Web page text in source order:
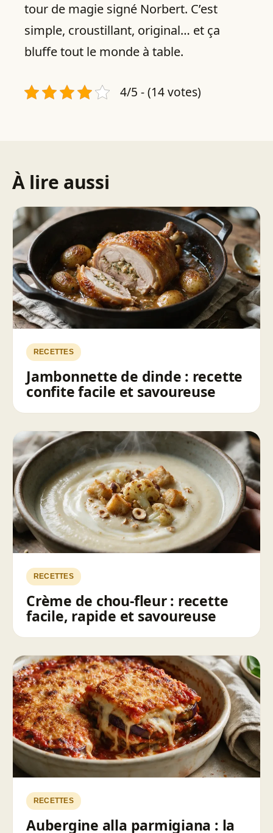
tour de magie signé Norbert. C’est
simple, croustillant, original… et ça
bluffe tout le monde à table.
4/5 - (14 votes)
À lire aussi
RECETTES
Jambonnette de dinde : recette
confite facile et savoureuse
RECETTES
Crème de chou-fleur : recette
facile, rapide et savoureuse
RECETTES
Aubergine alla parmigiana : la